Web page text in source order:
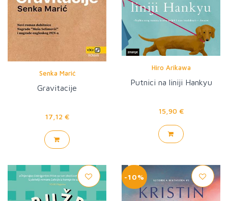
Senka Marić
Gravitacije
17,12 €
Hiro Arikawa
Putnici na liniji Hankyu
15,90 €
-10%